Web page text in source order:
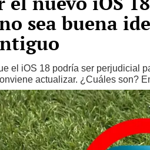
sea buena
el iOS 18 podría ser perjudicial
actualizar. ¿Cuáles son?